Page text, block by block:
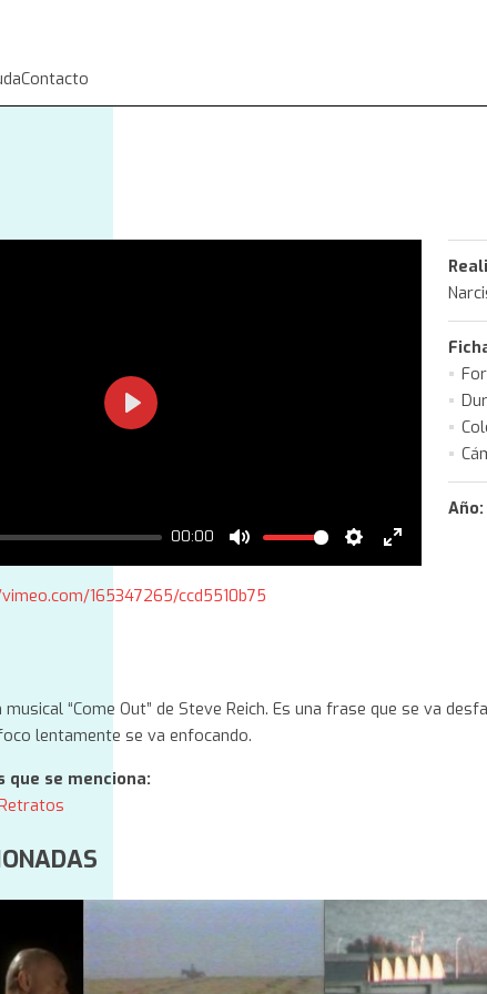
Contacto
00:00 Mute
Settings
Play
165347265/ccd5510b75
Año:
“Come Out” de Steve Reich. Es una frase que se va
lentamente se va enfocando.
que se menciona: